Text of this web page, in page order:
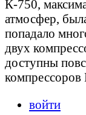
К-750,
атмосфер,
попадало
двух
доступны
войти